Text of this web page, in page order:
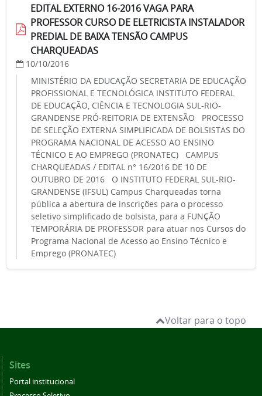
EDITAL EXTERNO 16-2016 VAGA PARA
PROFESSOR CURSO DE ELETRICISTA INSTALADOR
PREDIAL DE BAIXA TENSÃO CAMPUS
CHARQUEADAS
10/10/2016
MINISTÉRIO DA EDUCAÇÃO SECRETARIA DE EDUCAÇÃO
PROFISSIONAL E TECNOLÓGICA INSTITUTO FEDERAL
DE EDUCAÇÃO, CIÊNCIA E TECNOLOGIA SUL-RIO-
GRANDENSE PRÓ-REITORIA DE EXTENSÃO PROCESSO
DE SELEÇÃO EXTERNA SIMPLIFICADA DE BOLSISTAS DO
PROGRAMA NACIONAL DE ACESSO AO ENSINO
TÉCNICO E AO EMPREGO (PRONATEC) CAMPUS
CHARQUEADAS / EDITAL n° 16/2016 DE 10 DE
OUTUBRO DE 2016 O INSTITUTO FEDERAL SUL-RIO-
GRANDENSE (IFSUL) Campus Charqueadas torna
pública a abertura de inscrições para o processo
seletivo simplificado de bolsista, para a FUNÇÃO
TEMPORÁRIA DE PROFESSOR para atuar nos Cursos do
Programa Nacional de Acesso ao Ensino Técnico e
Emprego (PRONATEC)
Voltar para o topo
Sites
Portal institucional